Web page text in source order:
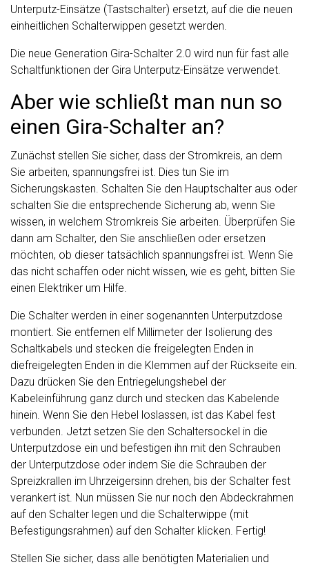
Unterputz-Einsätze (Tastschalter) ersetzt, auf die die neuen
einheitlichen Schalterwippen gesetzt werden.
Die neue Generation Gira-Schalter 2.0 wird nun für fast alle
Schaltfunktionen der Gira Unterputz-Einsätze verwendet.
Aber wie schließt man nun so
einen Gira-Schalter an?
Zunächst stellen Sie sicher, dass der Stromkreis, an dem
Sie arbeiten, spannungsfrei ist. Dies tun Sie im
Sicherungskasten. Schalten Sie den Hauptschalter aus oder
schalten Sie die entsprechende Sicherung ab, wenn Sie
wissen, in welchem Stromkreis Sie arbeiten. Überprüfen Sie
dann am Schalter, den Sie anschließen oder ersetzen
möchten, ob dieser tatsächlich spannungsfrei ist. Wenn Sie
das nicht schaffen oder nicht wissen, wie es geht, bitten Sie
einen Elektriker um Hilfe.
Die Schalter werden in einer sogenannten Unterputzdose
montiert. Sie entfernen elf Millimeter der Isolierung des
Schaltkabels und stecken die freigelegten Enden in
diefreigelegten Enden in die Klemmen auf der Rückseite ein.
Dazu drücken Sie den Entriegelungshebel der
Kabeleinführung ganz durch und stecken das Kabelende
hinein. Wenn Sie den Hebel loslassen, ist das Kabel fest
verbunden. Jetzt setzen Sie den Schaltersockel in die
Unterputzdose ein und befestigen ihn mit den Schrauben
der Unterputzdose oder indem Sie die Schrauben der
Spreizkrallen im Uhrzeigersinn drehen, bis der Schalter fest
verankert ist. Nun müssen Sie nur noch den Abdeckrahmen
auf den Schalter legen und die Schalterwippe (mit
Befestigungsrahmen) auf den Schalter klicken. Fertig!
Stellen Sie sicher, dass alle benötigten Materialien und